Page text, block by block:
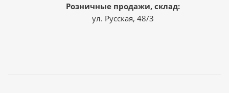
Розничные продажи, склад:
ул. Русская, 48/3